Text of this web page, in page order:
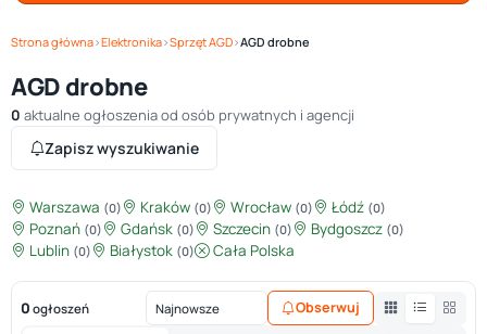
Strona główna›Elektronika›Sprzęt AGD›AGD drobne
AGD drobne
0 aktualne ogłoszenia od osób prywatnych i agencji
Zapisz wyszukiwanie
Warszawa (0) Kraków (0) Wrocław (0) Łódź (0)
Poznań (0) Gdańsk (0) Szczecin (0) Bydgoszcz (0)
Lublin (0) Białystok (0) Cała Polska
0 ogłoszeń Obserwuj